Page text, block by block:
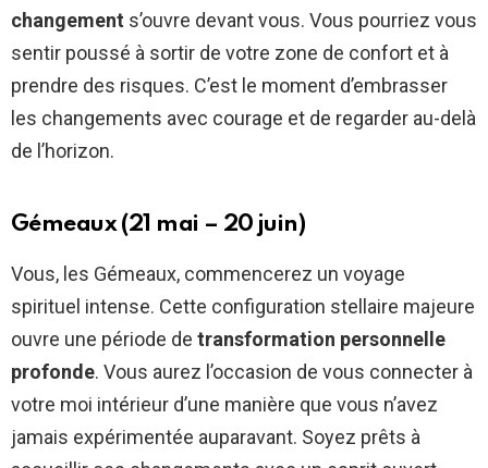
changement s’ouvre devant vous. Vous pourriez vous
sentir poussé à sortir de votre zone de confort et à
prendre des risques. C’est le moment d’embrasser
les changements avec courage et de regarder au-delà
de l’horizon.
Gémeaux (21 mai – 20 juin)
Vous, les Gémeaux, commencerez un voyage
spirituel intense. Cette configuration stellaire majeure
ouvre une période de transformation personnelle
profonde. Vous aurez l’occasion de vous connecter à
votre moi intérieur d’une manière que vous n’avez
jamais expérimentée auparavant. Soyez prêts à